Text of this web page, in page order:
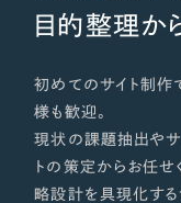
目的整理か
初めてのサイト制作
様も歓迎。
現状の課題抽出やサ
トの策定からお任せ
略設計を具現化する